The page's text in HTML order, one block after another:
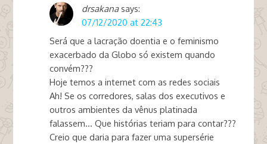
drsakana says:
07/12/2020 at 22:43
Será que a lacração doentia e o feminismo
exacerbado da Globo só existem quando
convém???
Hoje temos a internet com as redes sociais
Ah! Se os corredores, salas dos executivos e
outros ambientes da vênus platinada
falassem… Que histórias teriam para contar???
Creio que daria para fazer uma supersérie